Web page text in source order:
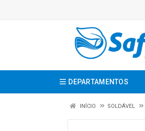
DEPARTAMENTOS
INÍCIO SOLDÁVEL